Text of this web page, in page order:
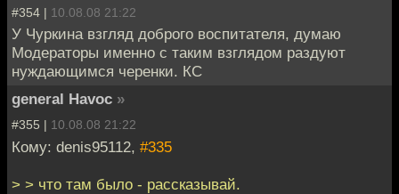
#354 | 10.08.08 21:22
У Чуркина взгляд доброго воспитателя, думаю
Модераторы именно с таким взглядом раздуют
нуждающимся черенки. КС
general Havoc »
#355 | 10.08.08 21:22
Кому: denis95112, #335
> > что там было - рассказывай.